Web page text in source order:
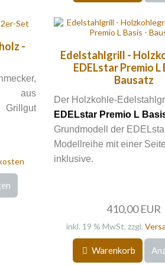
-
aus
Edelstahlgrill -
EDELstar Premio L
Bausatz
Der Holzkohle-
EDELstar Premio L
Grundmodell der
Modellreihe mit einer
inklusive.
410,00 EUR
inkl. 19 % MwSt. zzgl.
Warenkorb